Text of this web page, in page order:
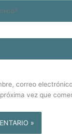
correo
vez que